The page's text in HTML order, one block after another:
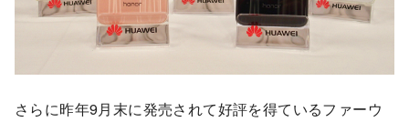
さらに昨年9月末に発売されて好評を得ているファーウ